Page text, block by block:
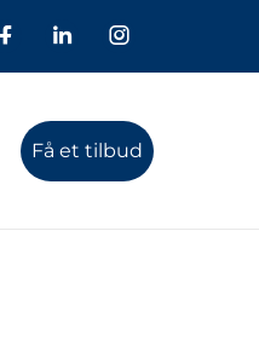
Få et tilbud